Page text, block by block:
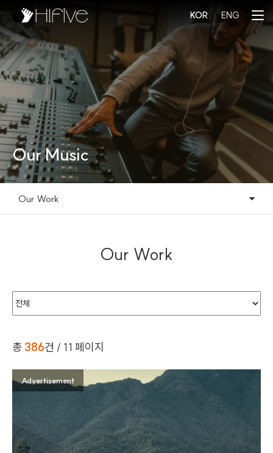
KOR l ENG
Our Music
Our Work
Our Work
총 386건 / 11 페이지
Advertisement